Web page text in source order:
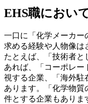
EHS職におい
一口に「化学メーカー
求める経験や人物像は
たとえば、「技術者と
あれば、「コーポレ
視する企業、「海外駐
あります。「化学物
件とする企業もありま